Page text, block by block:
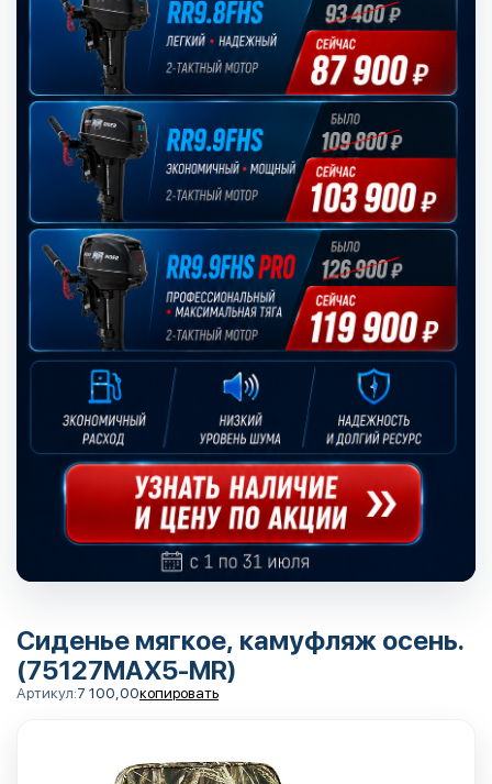
Сиденье мягкое, камуфляж осень.
(75127MAX5-MR)
Артикул:7 100,00копировать